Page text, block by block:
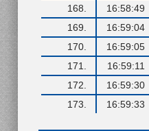
168.
16:58:49
169.
16:59:04
170.
16:59:05
171.
16:59:11
172.
16:59:30
173.
16:59:33